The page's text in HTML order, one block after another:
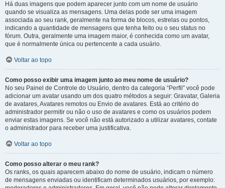
Há duas imagens que podem aparecer junto com um nome de usuário
quando se visualiza as mensagens. Uma delas pode ser uma imagem
associada ao seu rank, geralmente na forma de blocos, estrelas ou pontos,
indicando a quantidade de mensagens que tenha feito ou o seu status no
fórum. Outra, geralmente uma imagem maior, é conhecida como um avatar,
que é normalmente única ou pertencente a cada usuário.
Voltar ao topo
Como posso exibir uma imagem junto ao meu nome de usuário?
No seu Painel de Controle do Usuário, dentro da categoria “Perfil” você pode
adicionar um avatar usando um dos quatro métodos a seguir: Gravatar, Galeria
de avatares, Avatares remotos ou Envio de avatares. Está ao critério do
administrador permitir ou não o uso de avatares e como os usuários podem
enviar estas imagens. Se você não está autorizado a utilizar avatares, contate
o administrador para receber uma justificativa.
Voltar ao topo
Como posso alterar o meu rank?
Os ranks, os quais aparecem abaixo do nome de usuário, indicam o número
de mensagens enviadas ou identificam determinados usuários, por exemplo: